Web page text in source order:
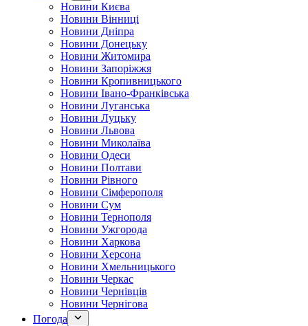
Новини Києва
Новини Вінниці
Новини Дніпра
Новини Донецьку
Новини Житомира
Новини Запоріжжя
Новини Кропивницького
Новини Івано-Франківська
Новини Луганська
Новини Луцьку
Новини Львова
Новини Миколаїва
Новини Одеси
Новини Полтави
Новини Рівного
Новини Сімферополя
Новини Сум
Новини Тернополя
Новини Ужгорода
Новини Харкова
Новини Херсона
Новини Хмельницького
Новини Черкас
Новини Чернівців
Новини Чернігова
Погода